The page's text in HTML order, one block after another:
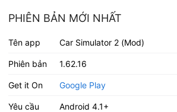
PHIÊN BẢN MỚI NHẤT
Tên app Car Simulator 2 (Mod)
Phiên bản 1.62.16
Get it On Google Play
Yêu cầu Android 4.1+